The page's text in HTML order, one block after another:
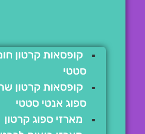
קופסאות קרטון
סטטי
קופסאות קרטון
ספוג אנטי סטטי
מארזי ספוג קרטון